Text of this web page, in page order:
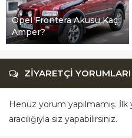
Opel Frontera Aküsü Kaç
Amper?
ZİYARETÇİ YORUMLARI
Henüz yorum yapılmamış.
aracılığıyla siz yapabilirsiniz.